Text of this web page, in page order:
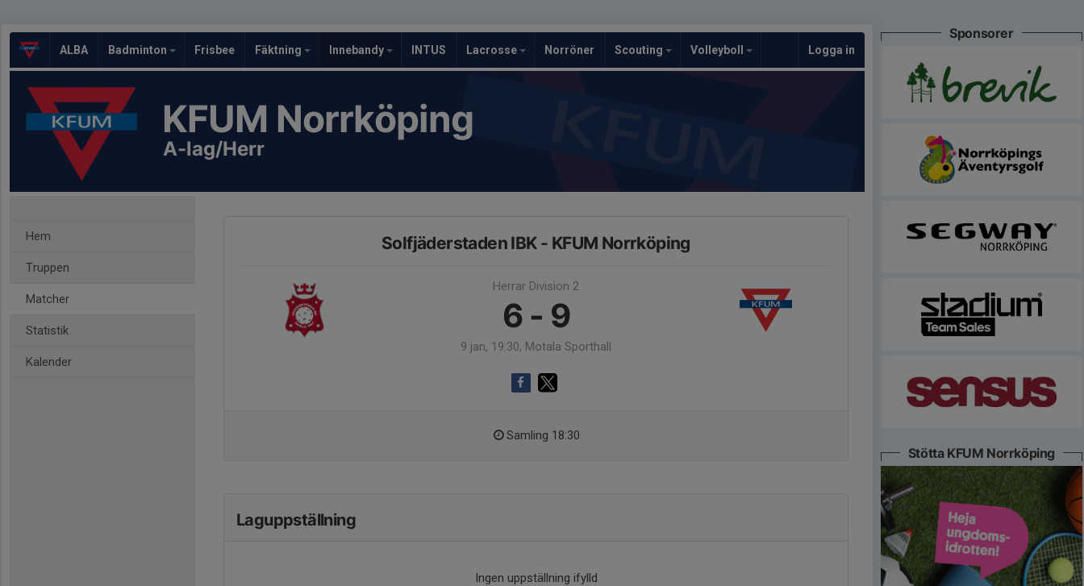
ALBA Badminton Frisbee Fäktning Innebandy INTUS Lacrosse Norröner Scouting Volleyboll Logga in
KFUM Norrköping
A-lag/Herr
Hem
Truppen
Matcher
Statistik
Kalender
Solfjäderstaden IBK - KFUM Norrköping
Herrar Division 2
6 - 9
9 jan, 19:30, Motala Sporthall
Samling 18:30
Laguppställning
Ingen uppställning ifylld
Sponsorer
Stötta KFUM Norrköping